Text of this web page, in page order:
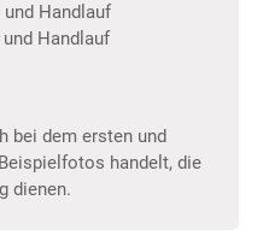
Handlauf
Handlauf
bei dem ersten und
handelt, die
dienen.